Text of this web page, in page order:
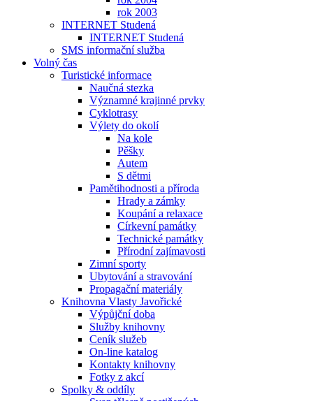
rok 2003
INTERNET Studená
INTERNET Studená
SMS informační služba
Volný čas
Turistické informace
Naučná stezka
Významné krajinné prvky
Cyklotrasy
Výlety do okolí
Na kole
Pěšky
Autem
S dětmi
Pamětihodnosti a příroda
Hrady a zámky
Koupání a relaxace
Církevní památky
Technické památky
Přírodní zajímavosti
Zimní sporty
Ubytování a stravování
Propagační materiály
Knihovna Vlasty Javořické
Výpůjční doba
Služby knihovny
Ceník služeb
On-line katalog
Kontakty knihovny
Fotky z akcí
Spolky & oddíly